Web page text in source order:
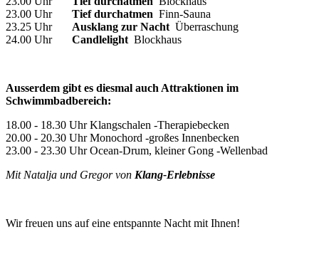
23.00 Uhr Tief durchatmen Finn-Sauna
23.25 Uhr Ausklang zur Nacht Überraschung
24.00 Uhr Candlelight Blockhaus
Ausserdem gibt es diesmal auch Attraktionen im
Schwimmbadbereich:
18.00 - 18.30 Uhr Klangschalen -Therapiebecken
20.00 - 20.30 Uhr Monochord -großes Innenbecken
23.00 - 23.30 Uhr Ocean-Drum, kleiner Gong -Wellenbad
Mit Natalja und Gregor von Klang-Erlebnisse
Wir freuen uns auf eine entspannte Nacht mit Ihnen!